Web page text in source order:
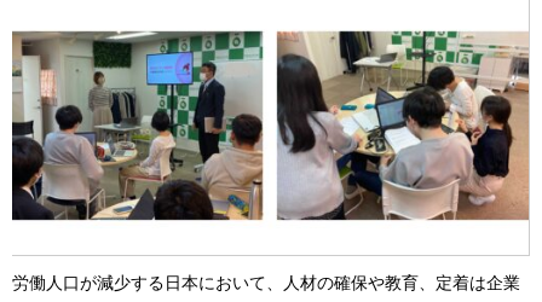
労働人口が減少する日本において、人材の確保や教育、定着は企業